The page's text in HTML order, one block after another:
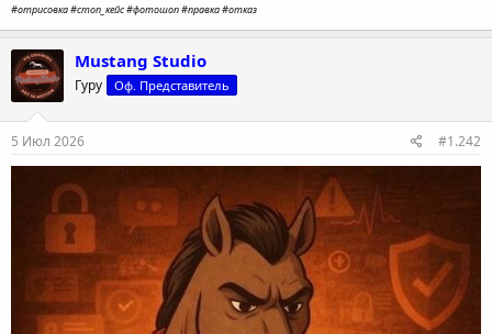
#отрисовка #стоп_кейс #фотошоп #правка #отказ
Mustang Studio
Гуру Оф. Представитель
5 Июл 2026 #1.242